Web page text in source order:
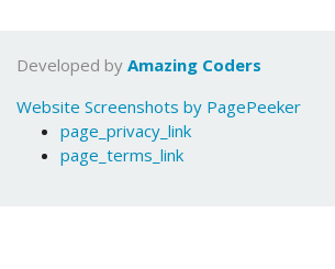
Developed by Amazing Coders
Website Screenshots by PagePeeker
page_privacy_link
page_terms_link